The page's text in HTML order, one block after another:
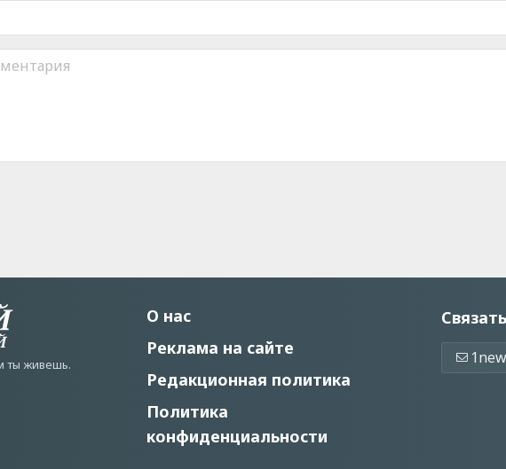
ты живешь.
О нас
Реклама на сайте
Редакционная политика
Политика
конфиденциальности